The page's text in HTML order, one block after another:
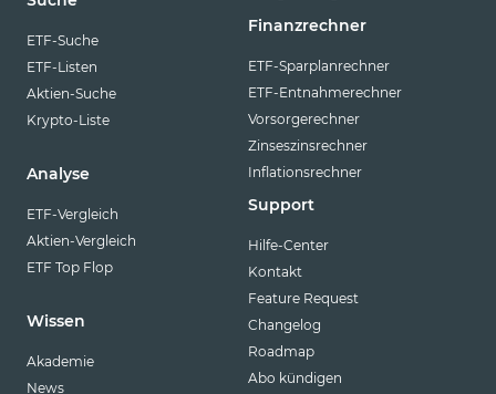
ETF-Suche
ETF-Listen
Aktien-Suche
Krypto-Liste
Analyse
ETF-Vergleich
Aktien-Vergleich
ETF Top Flop
Wissen
Akademie
News
Finanzrechner
ETF-Sparplanrechner
ETF-Entnahmerechner
Vorsorgerechner
Zinseszinsrechner
Inflationsrechner
Support
Hilfe-Center
Kontakt
Feature Request
Changelog
Roadmap
Abo kündigen